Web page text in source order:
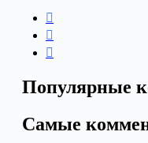
Популярные
Самые